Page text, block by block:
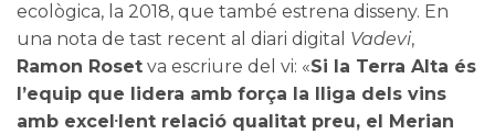
ecològica, la 2018, que també estrena disseny. En
una nota de tast recent al diari digital Vadevi,
Ramon Roset va escriure del vi: «Si la Terra Alta és
l’equip que lidera amb força la lliga dels vins
amb excel·lent relació qualitat preu, el Merian